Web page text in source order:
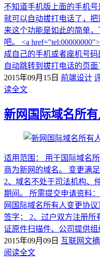
不知道手机版上面的手机
就可以自动拔打电话了，
来这个功能是如此的简单
吧。 <a
成自己的手机或者座机号
自动跳转到拔打电话的页
2015年09月15日 前端设计
读全文
新网国际域名所
适用范围： 用于国际域名
商为新网的域名。 变更满
2、域名不处于司法机构、
期间。 所需提交申请资料
网国际域名所有人变更协
签字； 2、过户双方注册所
证原件扫描件、公司提供
2015年09月09日 互联网文摘
阅读全文